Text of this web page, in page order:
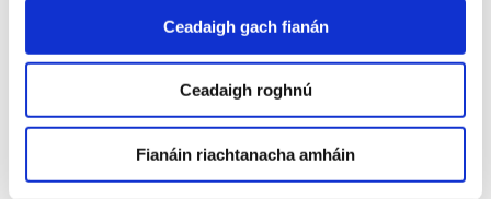
Ceadaigh gach fianán
Ceadaigh roghnú
Fianáin riachtanacha amháin
Is dá bhfaighinnse mo thriúr, ó tá go doimhin ins an túir,
Is breá do dhéanfainn iad do chaoineadh is do shíneadh
Nuair a chím Carraig Aonair ó pléascann mo chroí.
Thar n-ais liom arís go mullach mo thí,